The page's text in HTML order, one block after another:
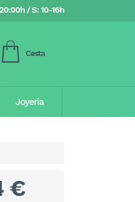
/ S: 10-16h
Cesta
Joyería
€